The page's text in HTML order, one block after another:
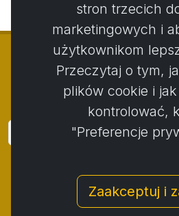
© Copyright 2014 -
Zasady i warunki /
Procedura składania skarg /
stron trzecich
marketingowych i
użytkownikom
Przeczytaj o tym,
plików cookie i
kontrolować,
"Preferencje
Zaakceptuj i